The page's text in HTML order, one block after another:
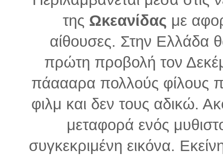
της Ωκεανίδας με
αίθουσες. Στην Ελλάδα
πρώτη προβολή τον
πάαααρα πολλούς φίλους
φιλμ και δεν τους αδικώ.
μεταφορά ενός
συγκεκριμένη εικόνα.